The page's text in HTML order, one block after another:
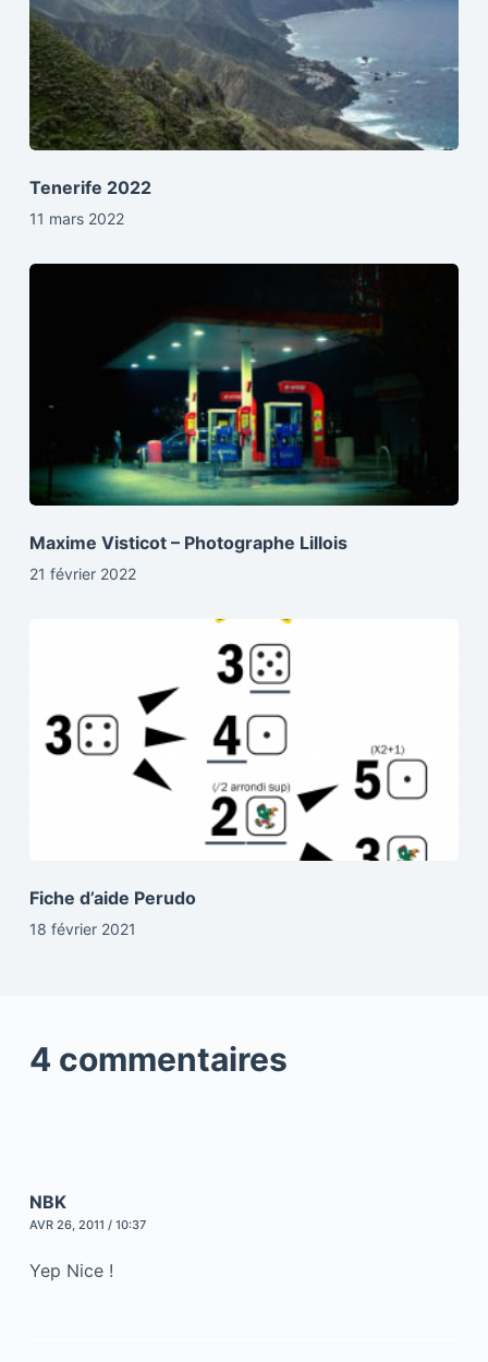
Tenerife 2022
11 mars 2022
Maxime Visticot – Photographe Lillois
21 février 2022
Fiche d’aide Perudo
18 février 2021
4 commentaires
NBK
AVR 26, 2011 / 10:37
Yep Nice !